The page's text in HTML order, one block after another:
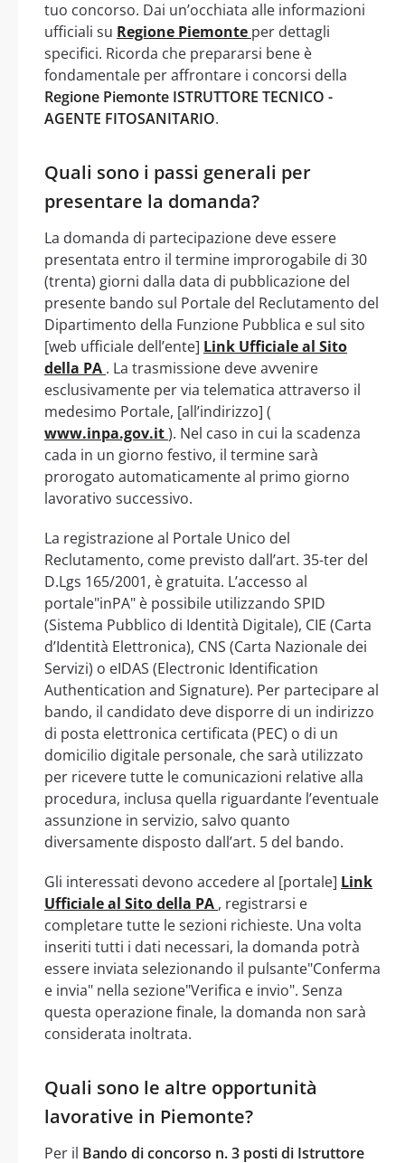
tuo concorso. Dai un’occhiata alle informazioni
ufficiali su Regione Piemonte per dettagli
specifici. Ricorda che prepararsi bene è
fondamentale per affrontare i concorsi della
Regione Piemonte ISTRUTTORE TECNICO -
AGENTE FITOSANITARIO.
Quali sono i passi generali per
presentare la domanda?
La domanda di partecipazione deve essere
presentata entro il termine improrogabile di 30
(trenta) giorni dalla data di pubblicazione del
presente bando sul Portale del Reclutamento del
Dipartimento della Funzione Pubblica e sul sito
[web ufficiale dell’ente] Link Ufficiale al Sito
della PA . La trasmissione deve avvenire
esclusivamente per via telematica attraverso il
medesimo Portale, [all’indirizzo] (
www.inpa.gov.it). Nel caso in cui la scadenza
cada in un giorno festivo, il termine sarà
prorogato automaticamente al primo giorno
lavorativo successivo.
La registrazione al Portale Unico del
Reclutamento, come previsto dall’art. 35-ter del
D.Lgs 165/2001, è gratuita. L’accesso al
portale"inPA" è possibile utilizzando SPID
(Sistema Pubblico di Identità Digitale), CIE (Carta
d’Identità Elettronica), CNS (Carta Nazionale dei
Servizi) o eIDAS (Electronic Identification
Authentication and Signature). Per partecipare al
bando, il candidato deve disporre di un indirizzo
di posta elettronica certificata (PEC) o di un
domicilio digitale personale, che sarà utilizzato
per ricevere tutte le comunicazioni relative alla
procedura, inclusa quella riguardante l’eventuale
assunzione in servizio, salvo quanto
diversamente disposto dall’art. 5 del bando.
Gli interessati devono accedere al [portale] Link
Ufficiale al Sito della PA , registrarsi e
completare tutte le sezioni richieste. Una volta
inseriti tutti i dati necessari, la domanda potrà
essere inviata selezionando il pulsante"Conferma
e invia" nella sezione"Verifica e invio". Senza
questa operazione finale, la domanda non sarà
considerata inoltrata.
Quali sono le altre opportunità
lavorative in Piemonte?
Per il Bando di concorso n. 3 posti di Istruttore